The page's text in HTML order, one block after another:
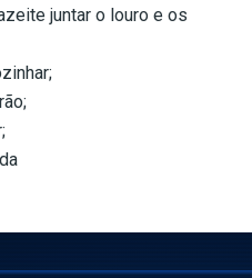
juntar o louro e os